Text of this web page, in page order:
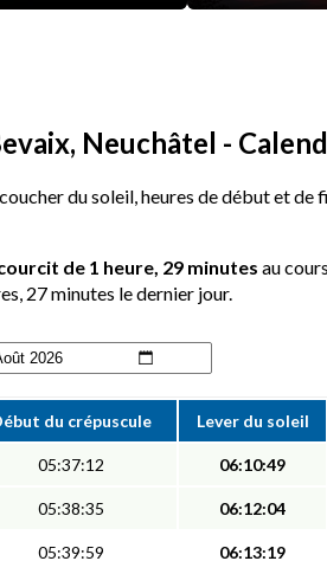
Neuchâtel -
du soleil, heures de début et
de 1 heure, 29 minutes au
27 minutes le dernier jour.
du crépuscule Lever du soleil
05:37:12 06:10:49
05:38:35 06:12:04
05:39:59 06:13:19